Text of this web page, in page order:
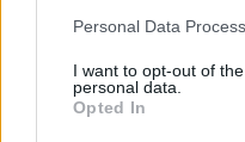
Please note that this
not limited to your visit or
grant or deny consent to
use your data for below
Personal Data
I want to opt-out of
personal data.
Opted InCabernet